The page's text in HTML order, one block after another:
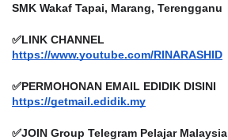
SMK Wakaf Tapai, Marang, Terengganu
✅LINK CHANNEL
https://www.youtube.com/RINARASHID
✅PERMOHONAN EMAIL EDIDIK DISINI
https://getmail.edidik.my
✅JOIN Group Telegram Pelajar Malaysia